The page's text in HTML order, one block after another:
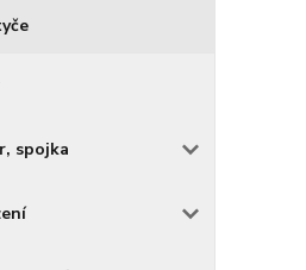
spojka